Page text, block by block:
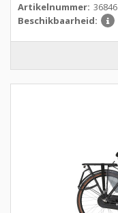
Artikelnummer: 36846
Beschikbaarheid: